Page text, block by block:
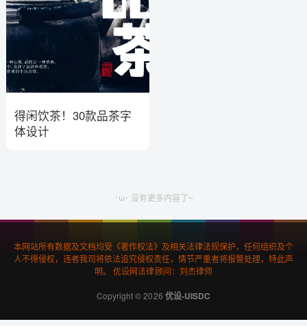
得闲饮茶！30款品茶字
体设计
･ω･ 没有更多内容了~
本网站所有数据及文档均受《著作权法》及相关法律法规保护，任何组织及个
人不得侵权，违者我司将依法追究侵权责任，情节严重者将报警处理，特此声
明。 优设网法律顾问：刘杰律师
Copyright © 2026 优设-UISDC